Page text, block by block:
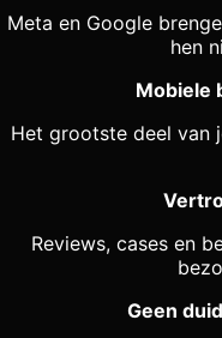
Meta en Google
hen
Mobiele
Het grootste deel van
Reviews, cases en
Geen